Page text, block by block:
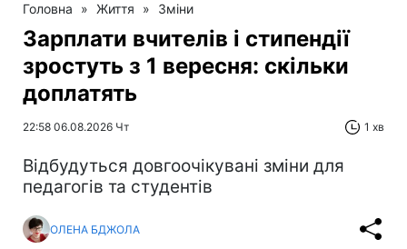
Головна » Життя » Зміни
Зарплати вчителів і стипендії
зростуть з 1 вересня: скільки
доплатять
22:58 06.08.2026 Чт 1 хв
Відбудуться довгоочікувані зміни для
педагогів та студентів
ОЛЕНА БДЖОЛА